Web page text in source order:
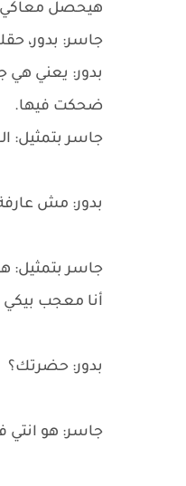
هيحصل معاكي
جاسر: بدور،
بدور: يعني هي
ضحكت فيها.
جاسر بتمثيل:
بدور: مش
جاسر بتمثيل:
أنا معجب
بدور: حضرتك؟
جاسر: هو انتي